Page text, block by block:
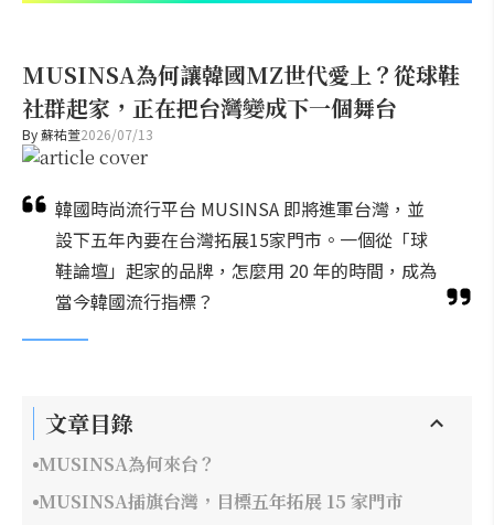
MUSINSA為何讓韓國MZ世代愛上？從球鞋
社群起家，正在把台灣變成下一個舞台
By蘇祐萱2026/07/13
韓國時尚流行平台 MUSINSA 即將進軍台灣，並
設下五年內要在台灣拓展15家門市。一個從「球
鞋論壇」起家的品牌，怎麼用 20 年的時間，成為
當今韓國流行指標？
文章目錄
MUSINSA為何來台？
MUSINSA插旗台灣，目標五年拓展 15 家門市